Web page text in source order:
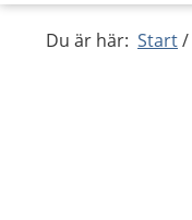
Du är här: Start